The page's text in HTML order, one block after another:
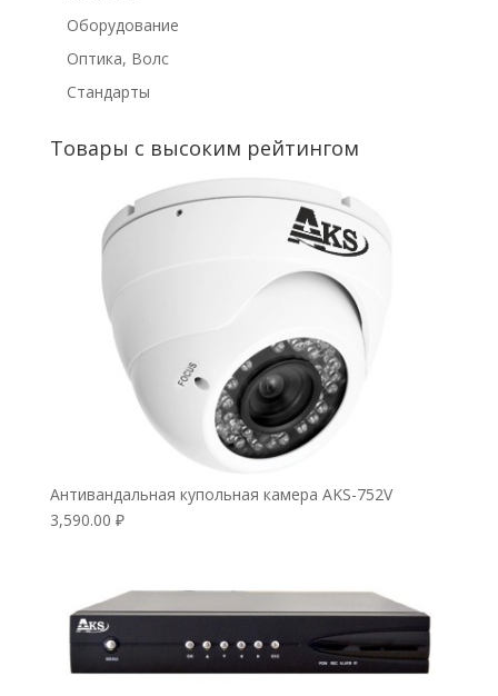
Оборудование
Оптика, Волс
Стандарты
Товары с высоким рейтингом
Антивандальная купольная камера AKS-752V
3,590.00 ₽